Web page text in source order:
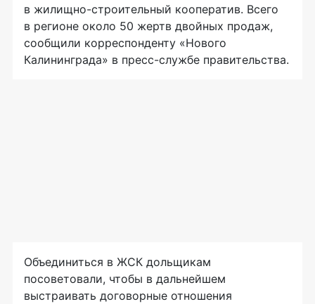
в жилищно-строительный кооператив. Всего
в регионе около 50 жертв двойных продаж,
сообщили корреспонденту «Нового
Калининграда» в пресс-службе правительства.
Объединиться в ЖСК дольщикам
посоветовали, чтобы в дальнейшем
выстраивать договорные отношения